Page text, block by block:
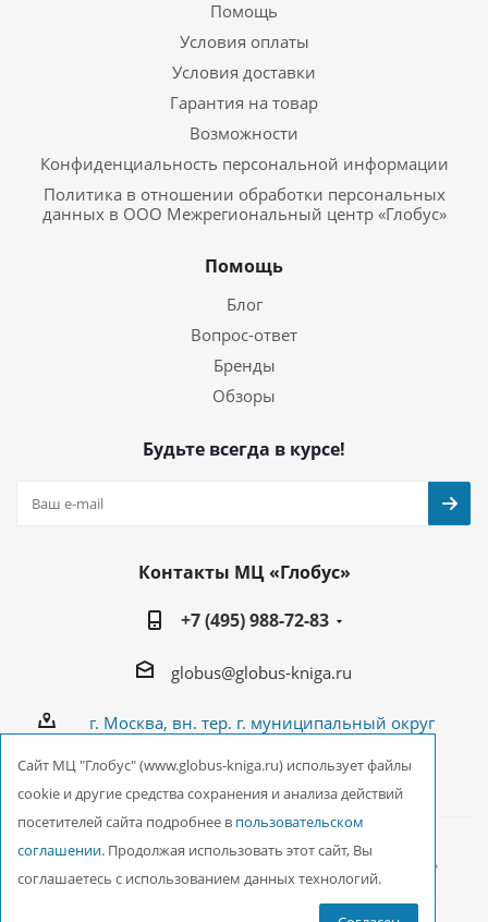
Помощь
Условия оплаты
Условия доставки
Гарантия на товар
Возможности
Конфиденциальность персональной информации
Политика в отношении обработки персональных
данных в ООО Межрегиональный центр «Глобус»
Помощь
Блог
Вопрос-ответ
Бренды
Обзоры
Будьте всегда в курсе!
Контакты МЦ «Глобус»
+7 (495) 988-72-83
globus@globus-kniga.ru
г. Москва, вн. тер. г. муниципальный округ
2026 © ООО Межрегиональный Центр «Глобус»
Cайт МЦ "Глобус" (www.globus-kniga.ru) использует файлы
cookie и другие средства сохранения и анализа действий
посетителей сайта подробнее в пользовательском
соглашении. Продолжая использовать этот сайт, Вы
соглашаетесь с использованием данных технологий.